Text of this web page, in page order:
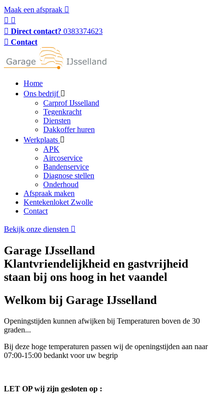
Maak een afspraak
Direct contact? 0383374623
Contact
Home
Ons bedrijf
Carprof IJsselland
Tegenkracht
Diensten
Dakkoffer huren
Werkplaats
APK
Aircoservice
Bandenservice
Diagnose stellen
Onderhoud
Afspraak maken
Kentekenloket Zwolle
Contact
Bekijk onze diensten
Garage IJsselland
Klantvriendelijkheid en gastvrijheid
staan bij ons hoog in het vaandel
Welkom bij Garage IJsselland
Openingstijden kunnen afwijken bij Temperaturen boven de 30
graden...
Bij deze hoge temperaturen passen wij de openingstijden aan naar
07:00-15:00 bedankt voor uw begrip
LET OP wij zijn gesloten op :